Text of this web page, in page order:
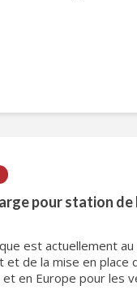
pour station
est actuellement au
et de la mise en
en Europe pour les